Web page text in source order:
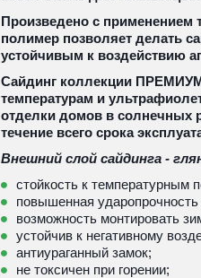
Произведено с применением
полимер позволяет делать
устойчивым к воздействию
Сайдинг коллекции
температурам и
отделки домов в солнечных
течение всего срока
Внешний слой сайдинга -
стойкость к температурным
повышенная ударопрочность
возможность монтировать
устойчив к негативному
антиураганный замок;
не токсичен при горении;